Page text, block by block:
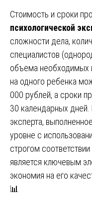
Стоимость и сроки
психологической
сложности дела,
специалистов
объема необходимых
на одного ребенка
000 рублей, а сроки
30 календарных
эксперта,
уровне с
строгом
является ключевым
экономия на его
📊